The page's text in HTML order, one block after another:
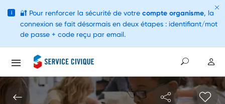
i 🔐 Pour renforcer la sécurité de votre compte organisme, la
connexion se fait désormais en deux étapes : identifiant/mot
de passe + code reçu par email.